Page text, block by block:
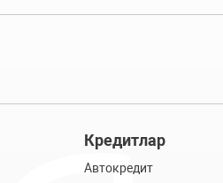
Кредитлар
Автокредит